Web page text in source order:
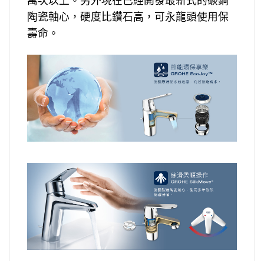
陶瓷軸心，硬度比鑽石高，可永龍頭使用保
壽命。